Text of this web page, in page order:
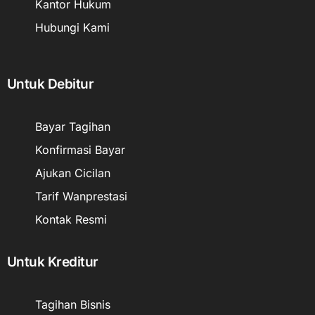
Kantor Hukum
Hubungi Kami
Untuk Debitur
Bayar Tagihan
Konfirmasi Bayar
Ajukan Cicilan
Tarif Wanprestasi
Kontak Resmi
Untuk Kreditur
Tagihan Bisnis